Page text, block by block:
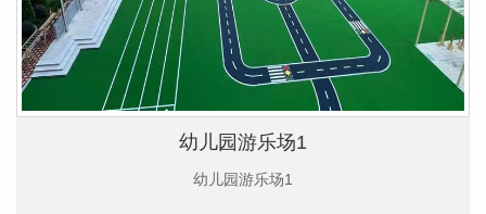
幼儿园游乐场1
幼儿园游乐场1